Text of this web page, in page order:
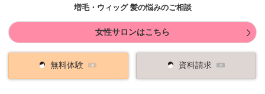
増毛・ウィッグ 髪の悩みのご相談
女性サロンはこちら
無料体験 資料請求